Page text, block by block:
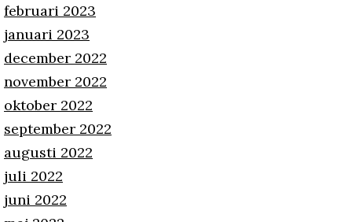
februari 2023
januari 2023
december 2022
november 2022
oktober 2022
september 2022
augusti 2022
juli 2022
juni 2022